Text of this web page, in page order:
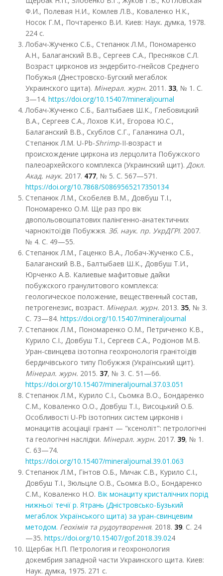
Ф.И., Полевая Н.И., Комлев Л.В., Коваленко Н.К.,
Носок Г.М., Почтаренко В.И. Киев: Наук. думка, 1978.
224 с.
Лобач-Жученко С.Б., Степанюк Л.М., Пономаренко
А.Н., Балаганский В.В., Сергеев С.А., Пресняков С.Л.
Возраст цирконов из эндербито-гнейсов Среднего
Побужья (Днестровско-Бугский мегаблок
Украинского щита). Мінерал. журн. 2011. 33, № 1. С.
3—14. https://doi.org/10.15407/mineraljournal
Лобач-Жученко С.Б., Балтыбаев Ш.К., Глебовицкий
В.А., Сергеев С.А., Лохов К.И., Егорова Ю.С.,
Балаганский В.В., Скублов С.Г., Галанкина О.Л.,
Степанюк Л.М. U-Pb-Shrimp-II-возраст и
происхождение циркона из лерцолита Побужского
палеоархейского комплекса (Украинский щит). Докл.
Акад. наук. 2017. 477, № 5. С. 567—571.
https://doi.org/10.7868/S0869565217350134
Степанюк Л.М., Скобелєв В.М., Довбуш Т.І.,
Пономаренко О.М. Ще раз про вік
двопольовошпатових палінгенно-анатектичних
чарнокітоїдів Побужжя. Зб. наук. пр. УкрДГРІ. 2007.
№ 4. С. 49—55.
Степанюк Л.М., Гаценко В.А., Лобач-Жученко С.Б.,
Балаганский В.В., Балтыбаев Ш.К., Довбуш Т.И.,
Юрченко А.В. Калиевые мафитовые дайки
побужского гранулитового комплекса:
геологическое положение, вещественный состав,
петрогенезис, возраст. Мінерал. журн. 2013. 35, № 3.
С. 73—84. https://doi.org/10.15407/mineraljournal
Степанюк Л.М., Пономаренко О.М., Петриченко К.В.,
Курило С.І., Довбуш Т.І., Сергеєв С.А., Родіонов М.В.
Уран-свинцева ізотопна геохронологія гранітоїдів
бердичівського типу Побужжя (Український щит).
Мінерал. журн. 2015. 37, № 3. С. 51—66.
https://doi.org/10.15407/mineraljournal.37.03.051
Степанюк Л.М., Курило С.І., Сьомка В.О., Бондаренко
С.М., Коваленко О.О., Довбуш Т.І., Висоцький О.Б.
Особливості U-Pb ізотопних систем цирконів і
монацитів асоціації граніт — "ксеноліт": петрологічні
та геологічні наслідки. Мінерал. журн. 2017. 39, № 1.
С. 63—74.
https://doi.org/10.15407/mineraljournal.39.01.063
Степанюк Л.М., Гінтов О.Б., Мичак С.В., Курило С.І.,
Довбуш Т.І., Зюльцле О.В., Сьомка В.О., Бондаренко
С.М., Коваленко Н.О. Вік монациту кристалічних порід
нижньої течії р. Ятрань (Дністровсько-Бузький
мегаблок Українського щита) за уран-свинцевим
методом. Геохімія та рудоутворення. 2018. 39. С. 24
—35. https://doi.org/10.15407/gof.2018.39.024
Щербак Н.П. Петрология и геохронология
докембрия западной части Украинского щита. Киев:
Наук. думка, 1975. 271 с.